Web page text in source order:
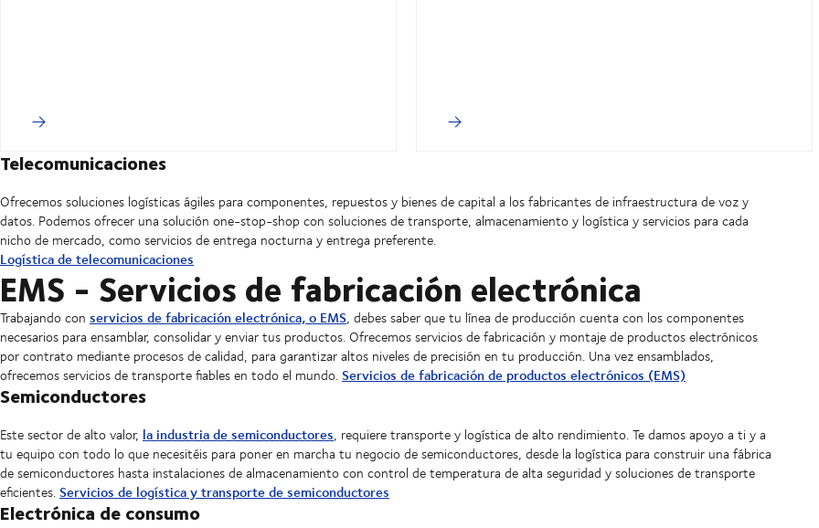
Telecomunicaciones
Ofrecemos soluciones logísticas ágiles para componentes, repuestos y bienes de capital a los fabricantes de infraestructura de voz y
datos. Podemos ofrecer una solución one-stop-shop con soluciones de transporte, almacenamiento y logística y servicios para cada
nicho de mercado, como servicios de entrega nocturna y entrega preferente.
Logística de telecomunicaciones
EMS - Servicios de fabricación electrónica
Trabajando con servicios de fabricación electrónica, o EMS, debes saber que tu línea de producción cuenta con los componentes
necesarios para ensamblar, consolidar y enviar tus productos. Ofrecemos servicios de fabricación y montaje de productos electrónicos
por contrato mediante procesos de calidad, para garantizar altos niveles de precisión en tu producción. Una vez ensamblados,
ofrecemos servicios de transporte fiables en todo el mundo.Servicios de fabricación de productos electrónicos (EMS)
Semiconductores
Este sector de alto valor, la industria de semiconductores, requiere transporte y logística de alto rendimiento. Te damos apoyo a ti y a
tu equipo con todo lo que necesitéis para poner en marcha tu negocio de semiconductores, desde la logística para construir una fábrica
de semiconductores hasta instalaciones de almacenamiento con control de temperatura de alta seguridad y soluciones de transporte
eficientes.Servicios de logística y transporte de semiconductores
Electrónica de consumo